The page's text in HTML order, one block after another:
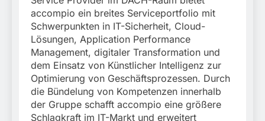
accompio ein breites Serviceportfolio mit
Schwerpunkten in IT-Sicherheit, Cloud-
Lösungen, Application Performance
Management, digitaler Transformation und
dem Einsatz von Künstlicher Intelligenz zur
Optimierung von Geschäftsprozessen. Durch
die Bündelung von Kompetenzen innerhalb
der Gruppe schafft accompio eine größere
Schlagkraft im IT-Markt und erweitert